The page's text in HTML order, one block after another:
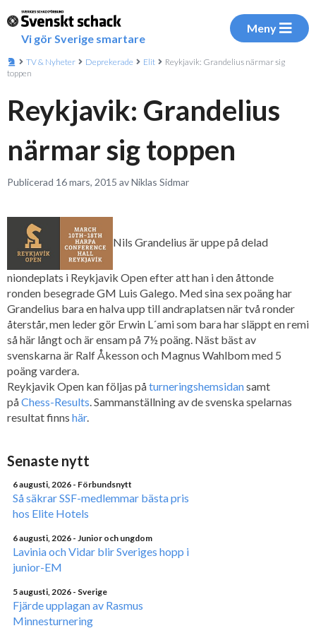
Vi gör Sverige smartare
Meny
TV & Nyheter Deprekerade Elit
Reykjavik: Grandelius närmar sig
toppen
Reykjavik: Grandelius
närmar sig toppen
Publicerad 16 mars, 2015 av Niklas Sidmar
Nils Grandelius är uppe på delad
niondeplats i Reykjavik Open efter att han i den åttonde
ronden besegrade GM Luis Galego. Med sina sex poäng har
Grandelius bara en halva upp till andraplatsen när två ronder
återstår, men leder gör Erwin L´ami som bara har släppt en remi
så här långt och är ensam på 7½ poäng. Näst bäst av
svenskarna är Ralf Åkesson och Magnus Wahlbom med 5
poäng vardera.
Reykjavik Open kan följas påturneringshemsidansamt
påChess-Results. Sammanställning av de svenska spelarnas
resultat finns här.
Senaste nytt
6 augusti, 2026 - Förbundsnytt
Så säkrar SSF-medlemmar bästa pris
hos Elite Hotels
6 augusti, 2026 - Junior och ungdom
Lavinia och Vidar blir Sveriges hopp i
junior-EM
5 augusti, 2026 - Sverige
Fjärde upplagan av Rasmus
Minnesturnering